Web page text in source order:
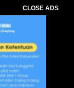
CLOSE ADS